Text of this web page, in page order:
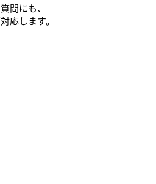
問にも、
応します。